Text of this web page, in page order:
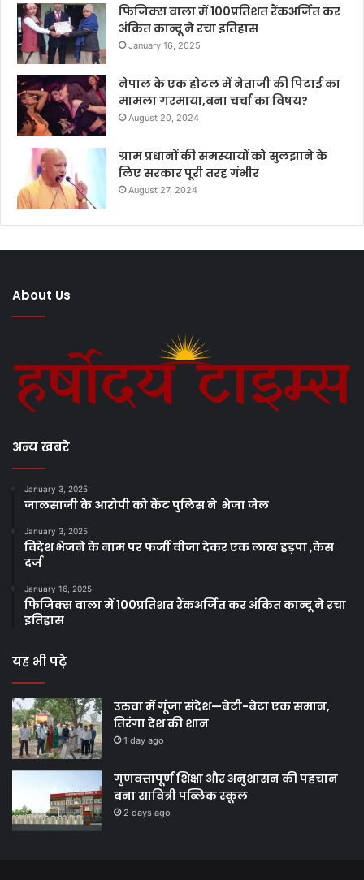
फिजिक्स वाला में 100प्रतिशत रैंकअर्जित कर
अंकित कान्दू ने रचा इतिहास
January 16, 2025
नेपाल के एक होटल में नेताजी की पिटाई का
मामला गरमाया,बना चर्चा का विषय?
August 20, 2024
ग्राम प्रधानों की समस्यायों को सुलझाने के
लिए सरकार पूरी तरह गंभीर
August 27, 2024
About Us
अन्य खबरे
January 3, 2025
जालसाजी के आरोपी को कैंट पुलिस ने भेजा जेल
January 3, 2025
विदेश भेजने के नाम पर फर्जी वीजा देकर एक लाख हड़पा ,केस
दर्ज
January 16, 2025
फिजिक्स वाला में 100प्रतिशत रैंकअर्जित कर अंकित कान्दू ने रचा
इतिहास
यह भी पढ़े
उरुवा में गूंजा संदेश—बेटी-बेटा एक समान,
तिरंगा देश की शान
1 day ago
गुणवत्तापूर्ण शिक्षा और अनुशासन की पहचान
बना सावित्री पब्लिक स्कूल
2 days ago